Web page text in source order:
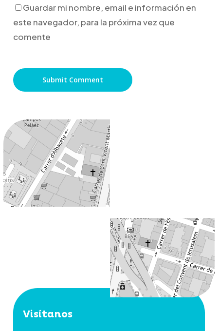
Guardar mi nombre, email e información en
este navegador, para la próxima vez que
comente
Visítanos